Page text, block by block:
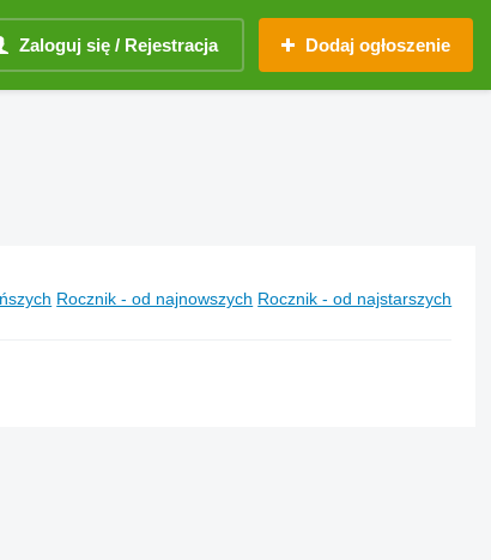
Zaloguj się / Rejestracja Dodaj ogłoszenie
Rocznik - od najnowszych Rocznik - od najstarszych